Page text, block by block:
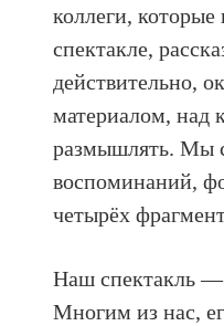
коллеги, которые
спектакле,
действительно,
материалом, над
размышлять. Мы
воспоминаний,
четырёх
Наш спектакль —
Многим из нас,